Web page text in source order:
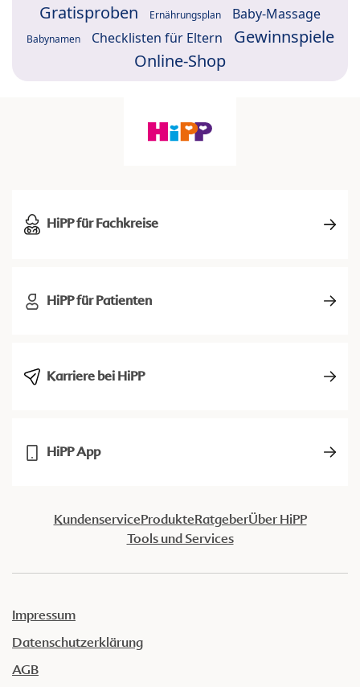
Gratisproben Ernährungsplan Baby-Massage
Babynamen Checklisten für Eltern
Gewinnspiele
Online-Shop
HiPP für Fachkreise
HiPP für Patienten
Karriere bei HiPP
HiPP App
KundenserviceProdukteRatgeberÜber HiPP
Tools und Services
Impressum
Datenschutzerklärung
AGB